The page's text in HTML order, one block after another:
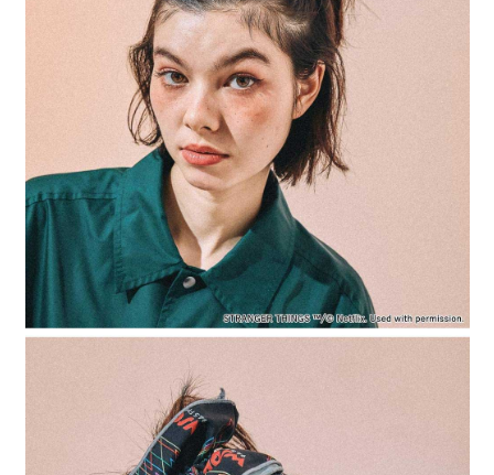
2.基於同意付款使用「大哥付你分期」之契約關係目的，商店將以您的個人
資料（包含姓名、電話或地址）提供予台灣大哥大進項蒐集、處理及利用，
由本公司與您本人進行分期帳單所需資料之確認、核對及更正。
3.完整用戶服務條款，請詳閱以下連結：https://oppay.tw/userRule
※ 交易是否成功請以「AFTEE先享後付 」之結帳頁面顯示為準，若有關於
是否繳費成功／繳費後需取消欲退款等相關疑問，請聯繫「AFTEE先享後付
https://netprotections.freshdesk.com/support/home
１．透過由恩沛科技股份有限公司提供之「AFTEE先享後付」服務完成之交
易，需依本服務之必要範圍內提供個人資料，並將交易相關給付款項請求債
權轉讓予恩沛科技股份有限公司。
２．關於個人資料處理事宜，請瀏覽以下網址：https://aftee.tw/terms/#terms3
３．未成年的使用者請事先徵得法定代理人或監護人之同意方可使用
「AFTEE先享後付」，若未經同意申辦者引起之損失，本公司不負相關責
任。
４．使用「AFTEE先享後付」時，將依據個別帳號之用戶狀況，依本公司即
時審查核予不同之上限額度；若仍有額度不足之情形，本公司將視審查結果
請求用戶進行身份認證。
５．嚴禁一人註冊多個帳號或使用他人資訊註冊。若發現惡意使用之情形，
恩沛科技股份有限公司將有權停止該用戶之使用額度並採取法律行動。
每筆NT$80，滿NT$1,500(含以上)免運費
每筆NT$80，滿NT$1,500(含以上)免運費